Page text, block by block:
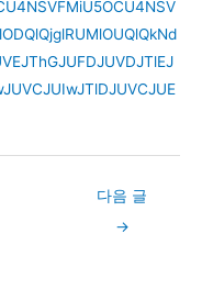
다음 글
→